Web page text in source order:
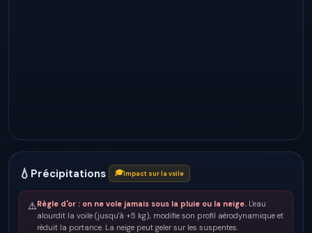
💧 Précipitations 🎓Impact sur la voile
⚠️Règle d'or : on ne vole jamais sous la pluie ou la neige. L'eau
alourdit la voile (jusqu'à +5 kg), modifie son profil aérodynamique et
réduit la portance. La neige peut geler sur les suspentes.